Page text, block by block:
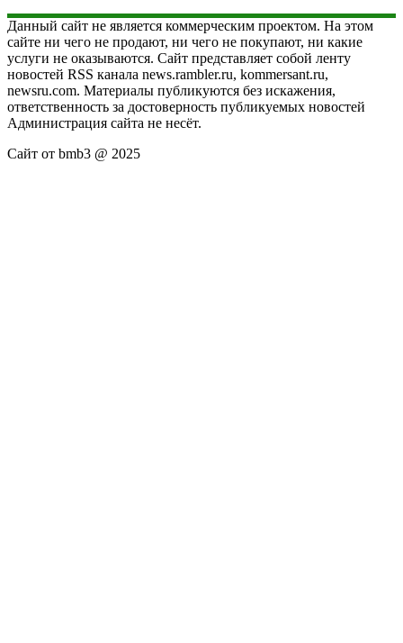
Данный сайт не является коммерческим проектом. На этом
сайте ни чего не продают, ни чего не покупают, ни какие
услуги не оказываются. Сайт представляет собой ленту
новостей RSS канала news.rambler.ru, kommersant.ru,
newsru.com. Материалы публикуются без искажения,
ответственность за достоверность публикуемых новостей
Администрация сайта не несёт.
Сайт от bmb3 @ 2025